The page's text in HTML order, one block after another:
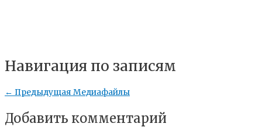
Навигация по записям
← Предыдущая Медиафайлы
Добавить комментарий